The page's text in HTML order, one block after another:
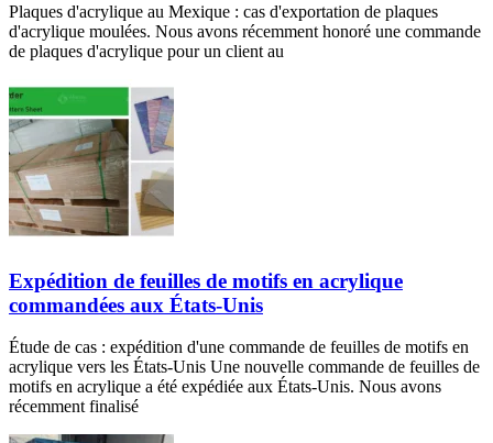
Plaques d'acrylique au Mexique : cas d'exportation de plaques
d'acrylique moulées. Nous avons récemment honoré une commande
de plaques d'acrylique pour un client au
Expédition de feuilles de motifs en acrylique
commandées aux États-Unis
Étude de cas : expédition d'une commande de feuilles de motifs en
acrylique vers les États-Unis Une nouvelle commande de feuilles de
motifs en acrylique a été expédiée aux États-Unis. Nous avons
récemment finalisé